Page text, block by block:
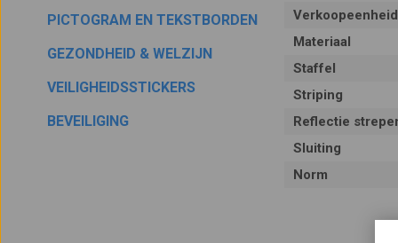
PICTOGRAM EN TEKSTBORDEN
GEZONDHEID & WELZIJN
VEILIGHEIDSSTICKERS
BEVEILIGING
Verkoopeenheid
Materiaal
Staffel
Striping
Reflectie
Sluiting
Norm